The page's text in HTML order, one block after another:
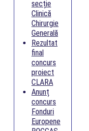
secție
Clinică
Chirurgie
Generală
Rezultat
final
concurs
proiect
CLARA
Anunț
concurs
Fonduri
Europene